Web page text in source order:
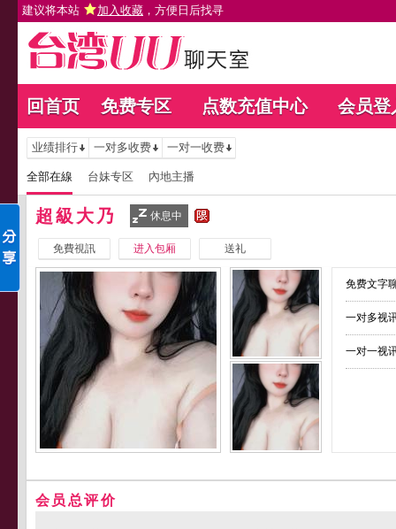
建议将本站 加入收藏 ，方便日后找寻
回首页 免费专区 点数充值中心 会员登
业绩排行 一对多收费 一对一收费
全部在線 台妹专区 內地主播
超級大乃 休息中
免費視訊 进入包厢 送礼
免费文字
一对多视
一对一视
会员总评价